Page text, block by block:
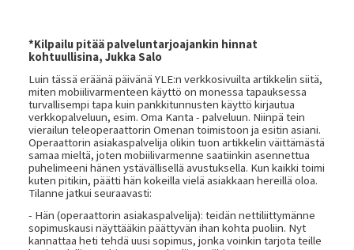
*Kilpailu pitää palveluntarjoajankin hinnat
kohtuullisina, Jukka Salo
Luin tässä eräänä päivänä YLE:n verkkosivuilta artikkelin siitä,
miten mobiilivarmenteen käyttö on monessa tapauksessa
turvallisempi tapa kuin pankkitunnusten käyttö kirjautua
verkkopalveluun, esim. Oma Kanta - palveluun. Niinpä tein
vierailun teleoperaattorin Omenan toimistoon ja esitin asiani.
Operaattorin asiakaspalvelija olikin tuon artikkelin väittämästä
samaa mieltä, joten mobiilivarmenne saatiinkin asennettua
puhelimeeni hänen ystävällisellä avustuksella. Kun kaikki toimi
kuten pitikin, päätti hän kokeilla vielä asiakkaan hereillä oloa.
Tilanne jatkui seuraavasti:
- Hän (operaattorin asiakaspalvelija): teidän nettiliittymänne
sopimuskausi näyttääkin päättyvän ihan kohta puoliin. Nyt
kannattaa heti tehdä uusi sopimus, jonka voinkin tarjota teille